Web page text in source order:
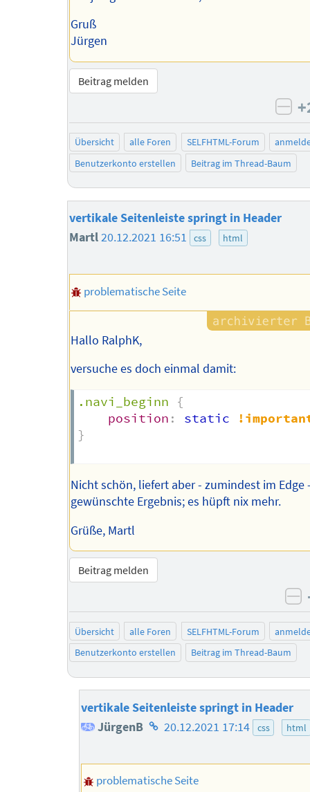
Gruß
Jürgen
Beitrag melden
Übersicht alle Foren SELFHTML-Forum
Benutzerkonto erstellen
Beitrag im Thread-Baum
vertikale Seitenleiste springt in Header
Martl20.12.2021 16:51 css html
problematische Seite
Hallo RalphK,
versuche es doch einmal damit:
.navi_beginn
{
position : static
}
Nicht schön, liefert aber - zumindest im Edge
gewünschte Ergebnis; es hüpft nix mehr.
Grüße, Martl
Beitrag melden
Übersicht alle Foren SELFHTML-Forum
Benutzerkonto erstellen
Beitrag im Thread-Baum
vertikale Seitenleiste springt in Header
JürgenB Homepage
Autors
20.12.2021 17:14 css html
problematische Seite